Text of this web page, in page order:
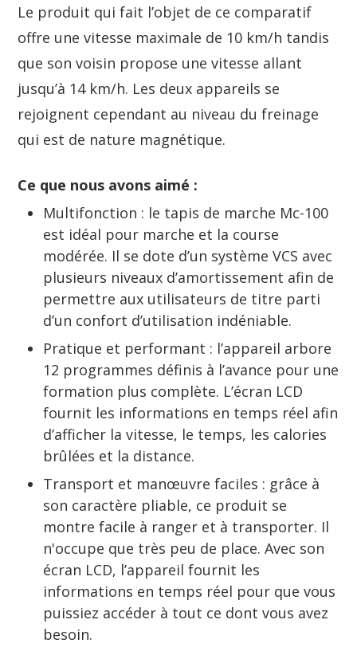
Le produit qui fait l’objet de ce comparatif
offre une vitesse maximale de 10 km/h tandis
que son voisin propose une vitesse allant
jusqu’à 14 km/h. Les deux appareils se
rejoignent cependant au niveau du freinage
qui est de nature magnétique.
Ce que nous avons aimé :
Multifonction : le tapis de marche Mc-100
est idéal pour marche et la course
modérée. Il se dote d’un système VCS avec
plusieurs niveaux d’amortissement afin de
permettre aux utilisateurs de titre parti
d’un confort d’utilisation indéniable.
Pratique et performant : l’appareil arbore
12 programmes définis à l’avance pour une
formation plus complète. L’écran LCD
fournit les informations en temps réel afin
d’afficher la vitesse, le temps, les calories
brûlées et la distance.
Transport et manœuvre faciles : grâce à
son caractère pliable, ce produit se
montre facile à ranger et à transporter. Il
n'occupe que très peu de place. Avec son
écran LCD, l’appareil fournit les
informations en temps réel pour que vous
puissiez accéder à tout ce dont vous avez
besoin.